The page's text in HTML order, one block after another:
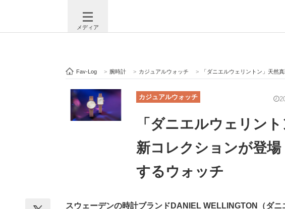
メディア
注目記事を集めた総合ページ ITの今と未来を見通す
ビジネスと働き方のヒント AI活用のいまが分かる
ITエンジニア向け専門サイト 企業向けIT製品の総合サイト
Fav-Log > 腕時計 > カジュアルウォッチ > 「ダニエルウェリントン」天然真珠
カジュアルウォッチ
「ダニエルウェリン
新コレクションが登
するウォッチ
スウェーデンの時計ブランドDANIEL WELLINGTON（ダ